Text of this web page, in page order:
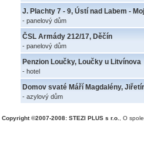
J. Plachty 7 - 9, Ústí nad Labem -
- panelový dům
ČSL Armády 212/17, Děčín
- panelový dům
Penzion Loučky, Loučky u Litvínova
- hotel
Domov svaté Máří Magdalény,
- azylový dům
Copyright ©2007-2008: STEZI PLUS s r.o. O